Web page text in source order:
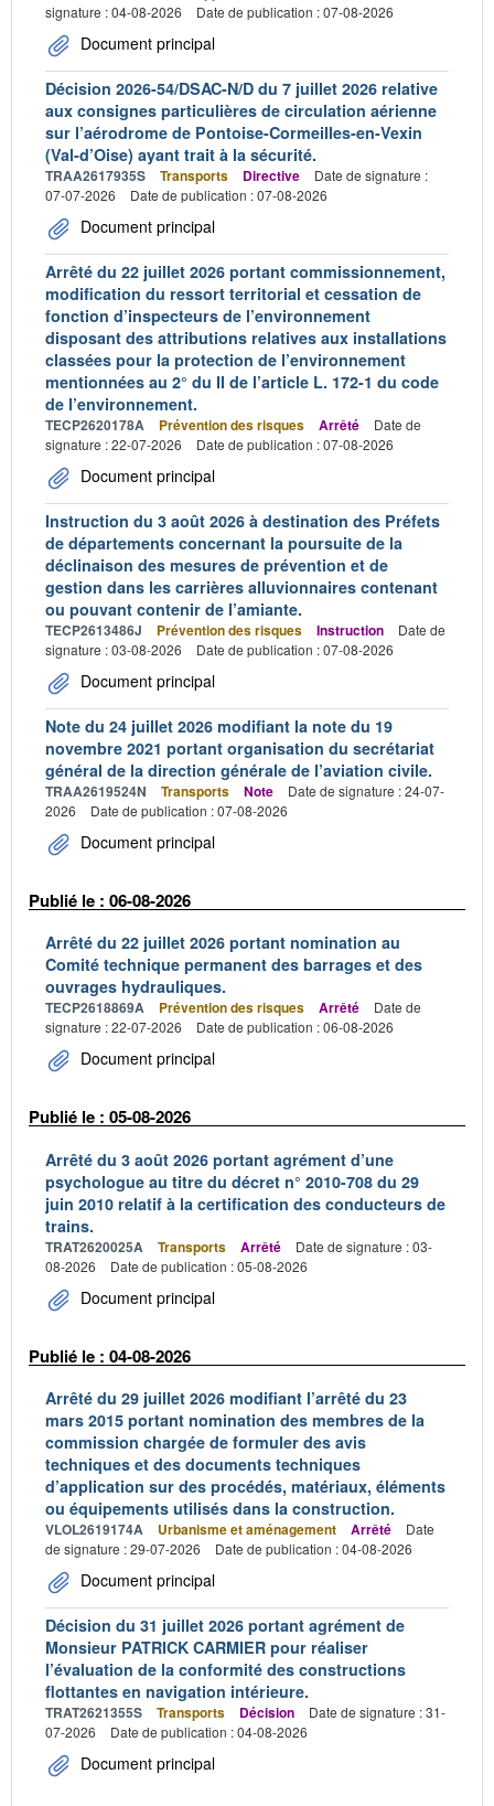
signature : 04-08-2026
Date de publication : 07-08-2026
Document principal
Décision 2026-54/DSAC-N/D du 7 juillet 2026 relative
aux consignes particulières de circulation aérienne
sur l’aérodrome de Pontoise-Cormeilles-en-Vexin
(Val-d’Oise) ayant trait à la sécurité.
TRAA2617935S Transports Directive
Date de signature :
07-07-2026
Date de publication : 07-08-2026
Document principal
Arrêté du 22 juillet 2026 portant commissionnement,
modification du ressort territorial et cessation de
fonction d’inspecteurs de l’environnement
disposant des attributions relatives aux installations
classées pour la protection de l’environnement
mentionnées au 2° du II de l’article L. 172-1 du code
de l’environnement.
TECP2620178A Prévention des risques Arrêté
Date de
signature : 22-07-2026
Date de publication : 07-08-2026
Document principal
Instruction du 3 août 2026 à destination des Préfets
de départements concernant la poursuite de la
déclinaison des mesures de prévention et de
gestion dans les carrières alluvionnaires contenant
ou pouvant contenir de l’amiante.
TECP2613486J Prévention des risques Instruction
Date de
signature : 03-08-2026
Date de publication : 07-08-2026
Document principal
Note du 24 juillet 2026 modifiant la note du 19
novembre 2021 portant organisation du secrétariat
général de la direction générale de l’aviation civile.
TRAA2619524N Transports Note
Date de signature : 24-07-
2026
Date de publication : 07-08-2026
Document principal
Publié le : 06-08-2026
Arrêté du 22 juillet 2026 portant nomination au
Comité technique permanent des barrages et des
ouvrages hydrauliques.
TECP2618869A Prévention des risques Arrêté
Date de
signature : 22-07-2026
Date de publication : 06-08-2026
Document principal
Publié le : 05-08-2026
Arrêté du 3 août 2026 portant agrément d’une
psychologue au titre du décret n° 2010-708 du 29
juin 2010 relatif à la certification des conducteurs de
trains.
TRAT2620025A Transports Arrêté
Date de signature : 03-
08-2026
Date de publication : 05-08-2026
Document principal
Publié le : 04-08-2026
Arrêté du 29 juillet 2026 modifiant l’arrêté du 23
mars 2015 portant nomination des membres de la
commission chargée de formuler des avis
techniques et des documents techniques
d’application sur des procédés, matériaux, éléments
ou équipements utilisés dans la construction.
VLOL2619174A Urbanisme et aménagement Arrêté
Date
de signature : 29-07-2026
Date de publication : 04-08-2026
Document principal
Décision du 31 juillet 2026 portant agrément de
Monsieur PATRICK CARMIER pour réaliser
l’évaluation de la conformité des constructions
flottantes en navigation intérieure.
TRAT2621355S Transports Décision
Date de signature : 31-
07-2026
Date de publication : 04-08-2026
Document principal